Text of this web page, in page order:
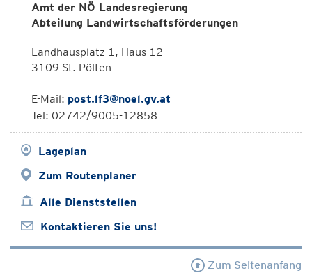
Amt der NÖ Landesregierung
Abteilung Landwirtschaftsförderungen
Landhausplatz 1, Haus 12
3109 St. Pölten
E-Mail: post.lf3@noel.gv.at
Tel: 02742/9005-12858
Lageplan
Zum Routenplaner
Alle Dienststellen
Kontaktieren Sie uns!
Zum Seitenanfang